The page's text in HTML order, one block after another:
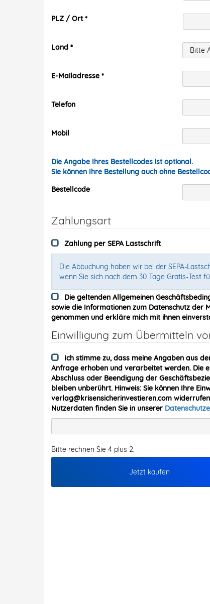
PLZ / Ort
Land
E-Mailadresse
Telefon
Mobil
Die Angabe Ihres Bestellcodes ist optional.
Sie können Ihre Bestellung auch ohne
Bestellcode
Zahlungsart
Zahlung per SEPA Lastschrift
Die Abbuchung haben wir bei der SEPA-
wenn Sie sich nach dem 30 Tage Gratis-Test
Die geltenden Allgemeinen
sowie die Informationen zum Datenschutz der
genommen und erkläre mich mit ihnen
Einwilligung zum Übermitteln
Ich stimme zu, dass meine Angaben aus
Anfrage erhoben und verarbeitet werden. Die
Abschluss oder Beendigung der
bleiben unberührt. Hinweis: Sie können Ihre
verlag@krisensicherinvestieren.com
Nutzerdaten finden Sie in unserer
Bitte rechnen Sie 4 plus 2.
Jetzt kaufen